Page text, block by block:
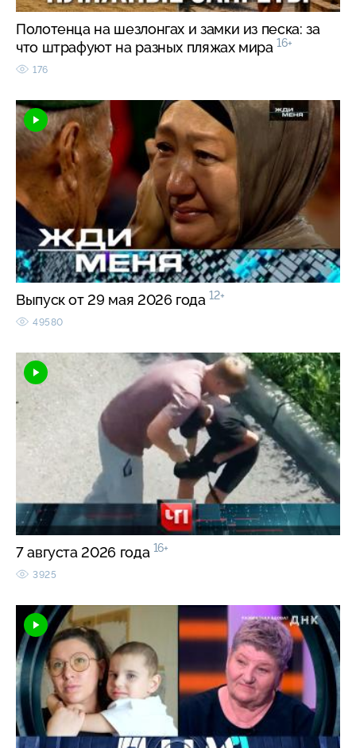
Полотенца на шезлонгах и замки из песка: за
что штрафуют на разных пляжах мира 16+
176
Выпуск от 29 мая 2026 года 12+
49580
7 августа 2026 года 16+
3925